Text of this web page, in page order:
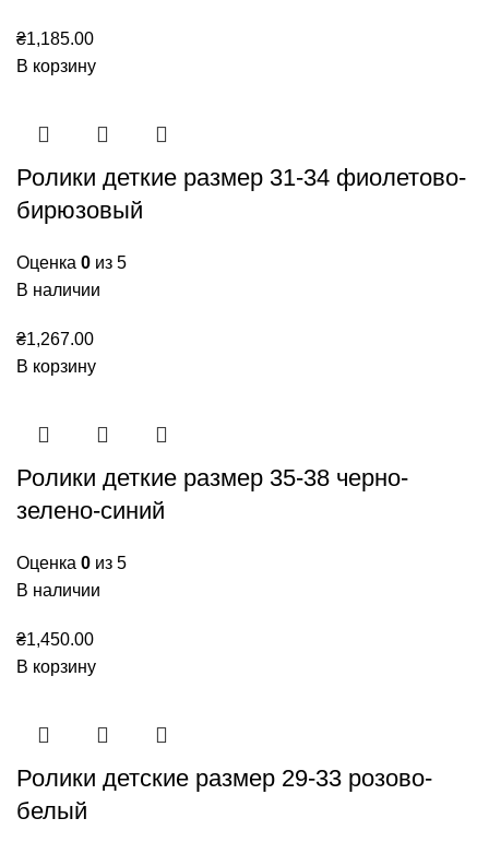
₴1,185.00
В корзину
Ролики деткие размер 31-34 фиолетово-
бирюзовый
Оценка 0 из 5
В наличии
₴1,267.00
В корзину
Ролики деткие размер 35-38 черно-
зелено-синий
Оценка 0 из 5
В наличии
₴1,450.00
В корзину
Ролики детские размер 29-33 розово-
белый